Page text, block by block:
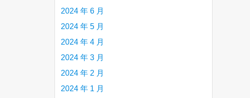
2024 年 6 月
2024 年 5 月
2024 年 4 月
2024 年 3 月
2024 年 2 月
2024 年 1 月